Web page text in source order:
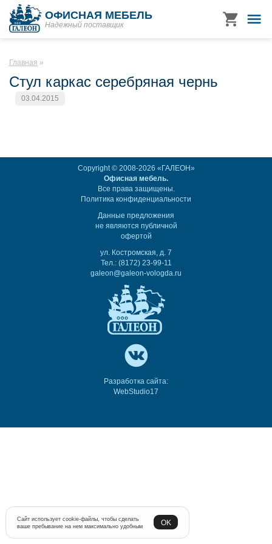
ОФИСНАЯ МЕБЕЛЬ
Надежный поставщик
Главная
Стул каркас серебряная чернь
03.04.2015
Copyright © 2008-2026 «ГАЛЕОН»
Офисная мебель.
Все права защищены.
Политика конфиденциальности
Данные предложения
не являются публичной
офертой
ул. Костромская, д. 7
Тел.: (8172) 23-99-11
galeon@galeon-vologda.ru
Разработка сайта:
WebStudio17
Сайт использует cookie-файлы, чтобы сделать
ваше пребывание на нем максимально удобным
OK